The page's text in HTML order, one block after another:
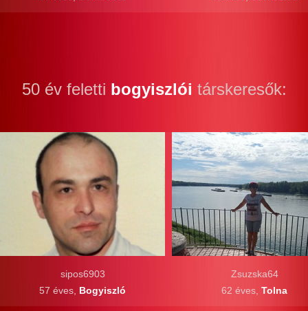
50 év feletti bogyiszlói társkeresők:
Zsuzska64
62 éves, Tolna
sipos6903
57 éves, Bogyiszló